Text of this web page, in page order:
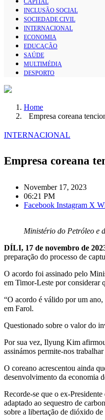
CAPITAL
INCLUSÃO SOCIAL
SOCIEDADE CIVIL
INTERNACIONAL
ECONOMIA
EDUCAÇÃO
SAÚDE
MULTIMÉDIA
DESPORTO
Home
Empresa coreana
INTERNACIONAL
Empresa coreana
November 17, 2023
06:21 PM
Facebook Instagram X
Ministério do Petróleo e
DÍLI, 17 de novembro de
preparação do processo de
O acordo foi assinado pelo
em Timor-Leste por considerar
“O acordo é válido por um
em Farol.
Questionado sobre o valor do
Por sua vez, Ilyung Kim
assinámos permite-nos
O coreano acrescentou ainda
desenvolvimento da economia
Recorde-se que o ex-
adaptado ao sequestro de
sobre a libertação de dióxido